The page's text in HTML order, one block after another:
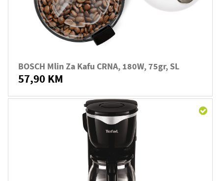
BOSCH Mlin Za Kafu CRNA, 180W, 75gr, SL
57,90 KM